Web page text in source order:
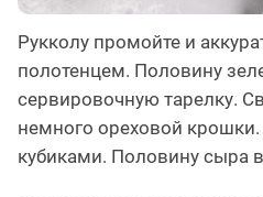
Рукколу промойте и
полотенцем. Половину
сервировочную тарелку.
немного ореховой
кубиками. Половину сыра